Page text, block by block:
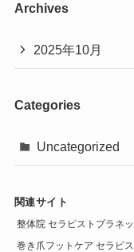
Archives
2025年10月
Categories
Uncategorized
関連サイト
整体院 セラピストプラネッ
巻き爪フットケア セラピ